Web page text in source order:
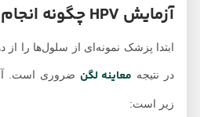
آزمایش HPV چگونه انجام می‌شود؟
ابتدا پزشک نمونه‌ای از سلول‌ها را از
در نتیجهمعاینه لگن
زیر است: